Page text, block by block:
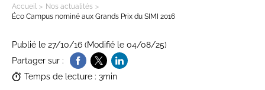
Accueil
Nos actualités
Éco Campus nominé aux Grands Prix du SIMI 2016
Publié le 27/10/16 (Modifié le 04/08/25)
Partager sur :
Temps de lecture : 3min